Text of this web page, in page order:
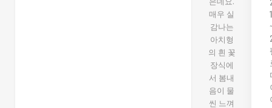
매우 실
감나는
아치형
의 흰 꽃
장식에
서 봄내
음이 물
씬 느껴